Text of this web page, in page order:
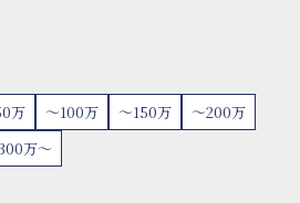
万 〜100万 〜150万
〜200万
万〜